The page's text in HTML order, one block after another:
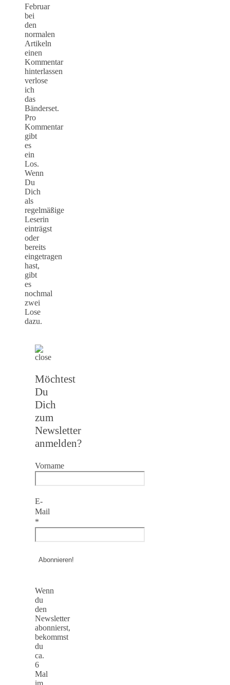
Februar
bei
den
normalen
Artikeln
einen
Kommentar
hinterlassen
verlose
ich
das
Bänderset.
Pro
Kommentar
gibt
es
ein
Los.
Wenn
Du
Dich
als
regelmäßige
Leserin
einträgst
oder
bereits
eingetragen
hast,
gibt
es
nochmal
zwei
Lose
dazu.
Möchtest
Du
Dich
zum
Newsletter
anmelden?
Vorname
E-
Mail
*
Wenn
du
den
Newsletter
abonnierst,
bekommst
du
ca.
6
Mal
im